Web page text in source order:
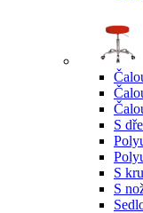
S
S
S